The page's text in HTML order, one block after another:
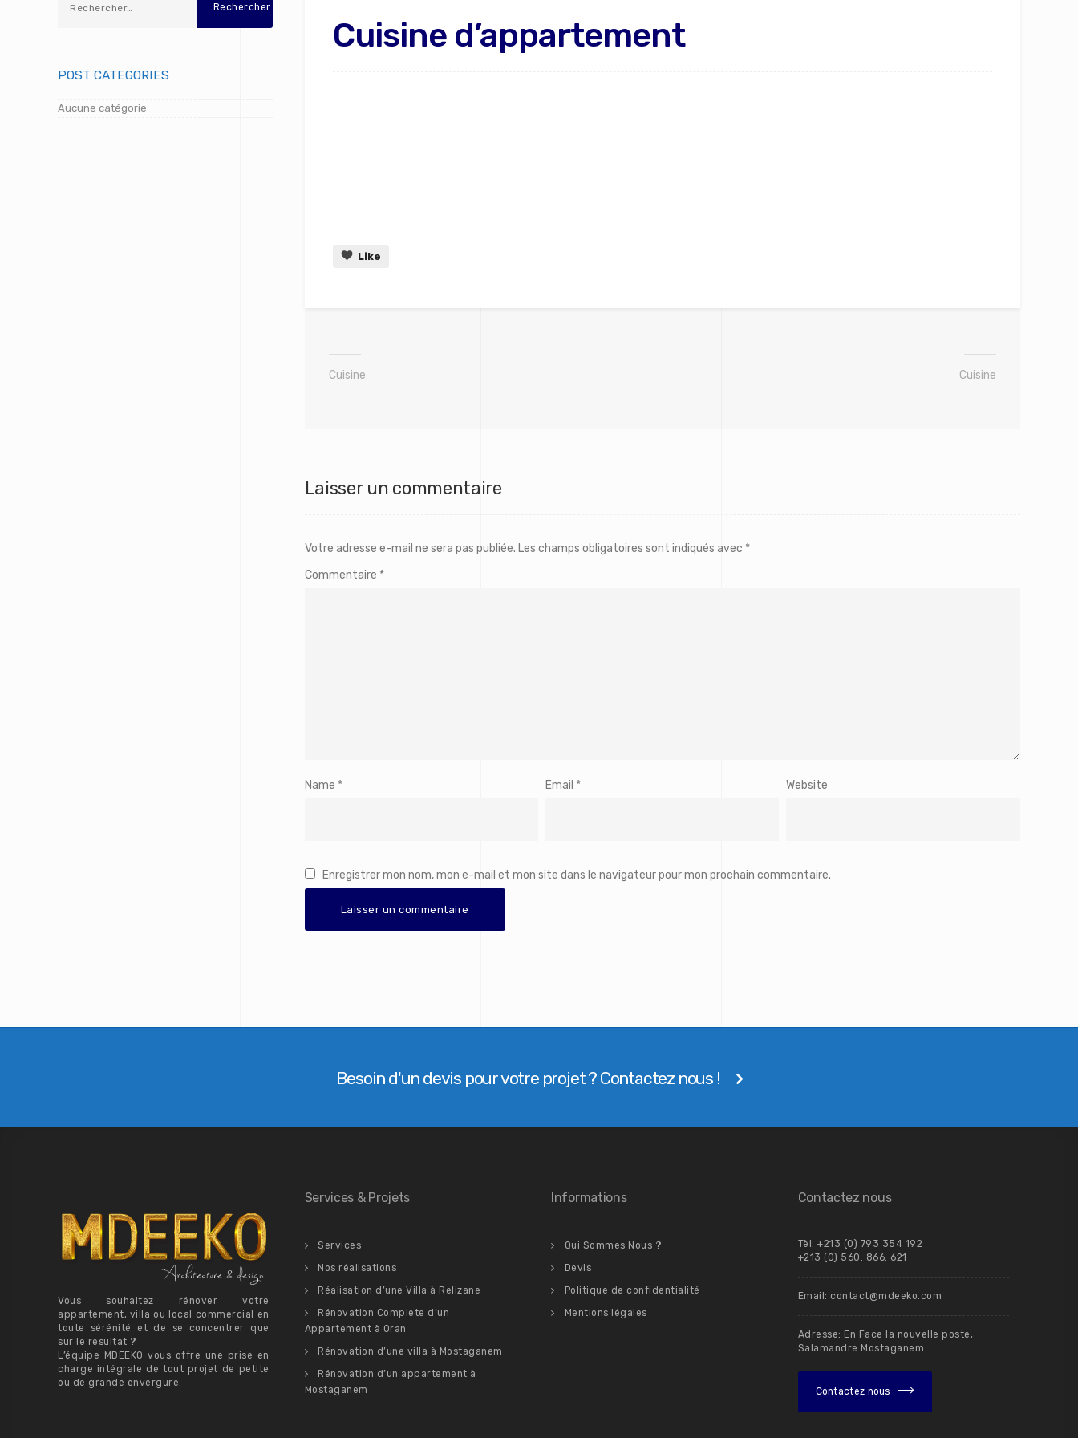
Cuisine d’appartement
Like
Cuisine Cuisine
Laisser un commentaire
Votre adresse e-mail ne sera pas publiée. Les champs obligatoires sont indiqués avec *
Commentaire *
Name * Email * Website
Enregistrer mon nom, mon e-mail et mon site dans le navigateur pour mon prochain commentaire.
POST CATEGORIES
Aucune catégorie
Besoin d'un devis pour votre projet ? Contactez nous !
Vous souhaitez rénover votre
appartement, villa ou local commercial en
toute sérénité et de se concentrer que
sur le résultat ?
L’équipe MDEEKO vous offre une prise en
charge intégrale de tout projet de petite
ou de grande envergure.
Services & Projets
Services
Nos réalisations
Réalisation d’une Villa à Relizane
Rénovation Complete d’un
Appartement à Oran
Rénovation d’une villa à Mostaganem
Rénovation d’un appartement à
Mostaganem
Informations
Qui Sommes Nous ?
Devis
Politique de confidentialité
Mentions légales
Contactez nous
Tèl: +213 (0) 793 354 192
+213 (0) 560. 866. 621
Email: contact@mdeeko.com
Adresse: En Face la nouvelle poste,
Salamandre Mostaganem
Contactez nous